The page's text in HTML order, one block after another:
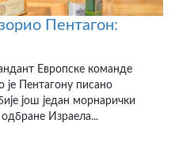
Пентагон:
Европске команде
је Пентагону писано
још један морнарички
Израела...